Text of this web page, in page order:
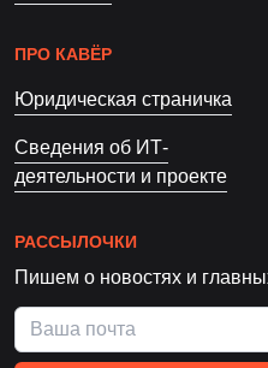
ПРО КАВЁР
Юридическая страничка
Сведения об ИТ-
деятельности и проекте
РАССЫЛОЧКИ
Пишем о новостях и